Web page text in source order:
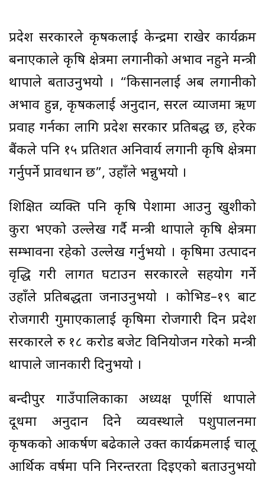
प्रदेश सरकारले कृषकलाई केन्द्रमा राखेर कार्यक्रम
बनाएकाले कृषि क्षेत्रमा लगानीको अभाव नहुने मन्त्री
थापाले बताउनुभयो । “किसानलाई अब लगानीको
अभाव हुन्न, कृषकलाई अनुदान, सरल व्याजमा ऋण
प्रवाह गर्नका लागि प्रदेश सरकार प्रतिबद्ध छ, हरेक
बैंकले पनि १५ प्रतिशत अनिवार्य लगानी कृषि क्षेत्रमा
गर्नुपर्ने प्रावधान छ”, उहाँले भन्नुभयो ।
शिक्षित व्यक्ति पनि कृषि पेशामा आउनु खुशीको
कुरा भएको उल्लेख गर्दै मन्त्री थापाले कृषि क्षेत्रमा
सम्भावना रहेको उल्लेख गर्नुभयो । कृषिमा उत्पादन
वृद्धि गरी लागत घटाउन सरकारले सहयोग गर्ने
उहाँले प्रतिबद्धता जनाउनुभयो । कोभिड–१९ बाट
रोजगारी गुमाएकालाई कृषिमा रोजगारी दिन प्रदेश
सरकारले रु १८ करोड बजेट विनियोजन गरेको मन्त्री
थापाले जानकारी दिनुभयो ।
बन्दीपुर गाउँपालिकाका अध्यक्ष पूर्णसिं थापाले
दूधमा अनुदान दिने व्यवस्थाले पशुपालनमा
कृषकको आकर्षण बढेकाले उक्त कार्यक्रमलाई चालू
आर्थिक वर्षमा पनि निरन्तरता दिइएको बताउनुभयो